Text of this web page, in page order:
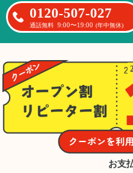
0120-507-027
通話無料 9:00〜19:00 (年中無休)
お支